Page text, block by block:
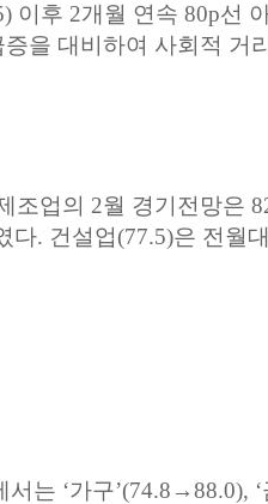
이후 2개월 연속 80p선
증을 대비하여 사회적 거
조업의 2월 경기전망은
다. 건설업(77.5)은 전월대
서는 ‘가구’(74.8→88.0), ‘